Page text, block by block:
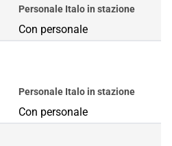
Personale Italo in stazione
Con personale
Personale Italo in stazione
Con personale